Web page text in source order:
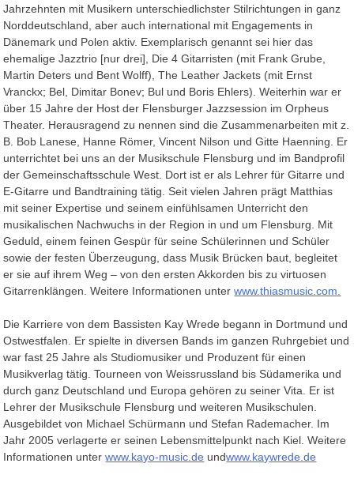
Jahrzehnten mit Musikern unterschiedlichster Stilrichtungen in ganz
Norddeutschland, aber auch international mit Engagements in
Dänemark und Polen aktiv. Exemplarisch genannt sei hier das
ehemalige Jazztrio [nur drei], Die 4 Gitarristen (mit Frank Grube,
Martin Deters und Bent Wolff), The Leather Jackets (mit Ernst
Vranckx; Bel, Dimitar Bonev; Bul und Boris Ehlers). Weiterhin war er
über 15 Jahre der Host der Flensburger Jazzsession im Orpheus
Theater. Herausragend zu nennen sind die Zusammenarbeiten mit z.
B. Bob Lanese, Hanne Römer, Vincent Nilson und Gitte Haenning. Er
unterrichtet bei uns an der Musikschule Flensburg und im Bandprofil
der Gemeinschaftsschule West. Dort ist er als Lehrer für Gitarre und
E-Gitarre und Bandtraining tätig. Seit vielen Jahren prägt Matthias
mit seiner Expertise und seinem einfühlsamen Unterricht den
musikalischen Nachwuchs in der Region in und um Flensburg. Mit
Geduld, einem feinen Gespür für seine Schülerinnen und Schüler
sowie der festen Überzeugung, dass Musik Brücken baut, begleitet
er sie auf ihrem Weg – von den ersten Akkorden bis zu virtuosen
Gitarrenklängen. Weitere Informationen unterwww.thiasmusic.com.
Die Karriere von dem Bassisten Kay Wrede begann in Dortmund und
Ostwestfalen. Er spielte in diversen Bands im ganzen Ruhrgebiet und
war fast 25 Jahre als Studiomusiker und Produzent für einen
Musikverlag tätig. Tourneen von Weissrussland bis Südamerika und
durch ganz Deutschland und Europa gehören zu seiner Vita. Er ist
Lehrer der Musikschule Flensburg und weiteren Musikschulen.
Ausgebildet von Michael Schürmann und Stefan Rademacher. Im
Jahr 2005 verlagerte er seinen Lebensmittelpunkt nach Kiel. Weitere
Informationen unterwww.kayo-music.de undwww.kaywrede.de